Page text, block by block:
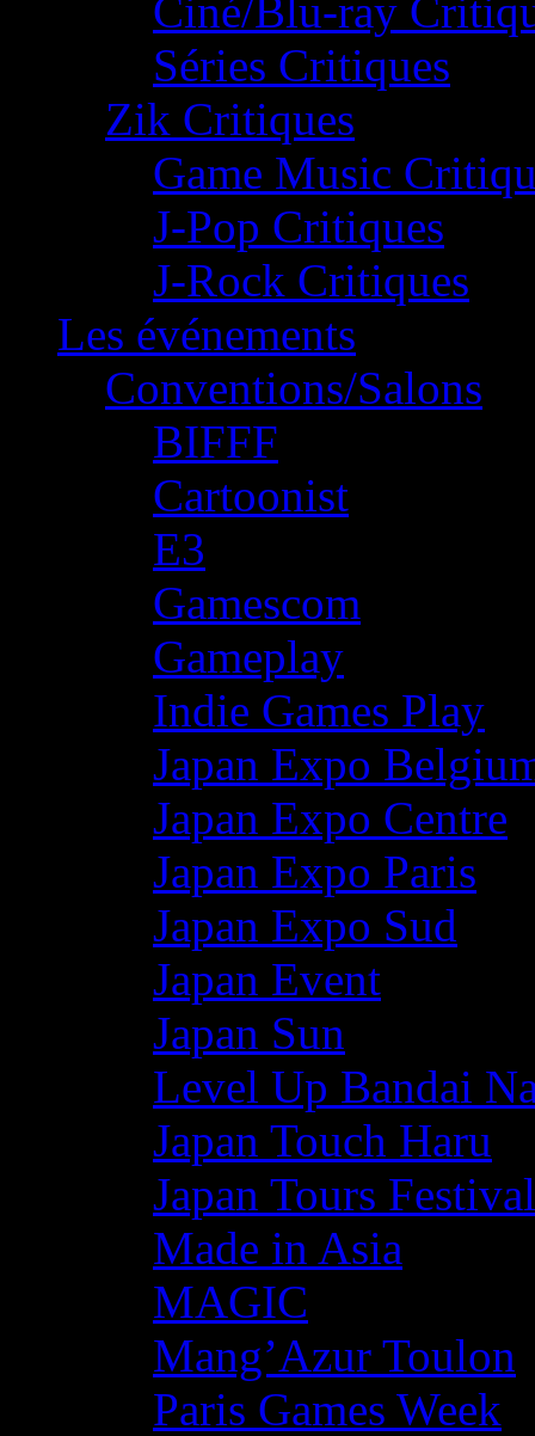
Ciné/Blu-ray
Séries Critiques
Zik Critiques
Game Music
J-Pop Critiques
J-Rock Critiques
Les événements
Conventions/Salons
BIFFF
Cartoonist
E3
Gamescom
Gameplay
Indie Games Play
Japan Expo
Japan Expo Centre
Japan Expo Paris
Japan Expo Sud
Japan Event
Japan Sun
Level Up Bandai
Japan Touch Haru
Japan Tours Festival
Made in Asia
MAGIC
Mang’Azur Toulon
Paris Games Week